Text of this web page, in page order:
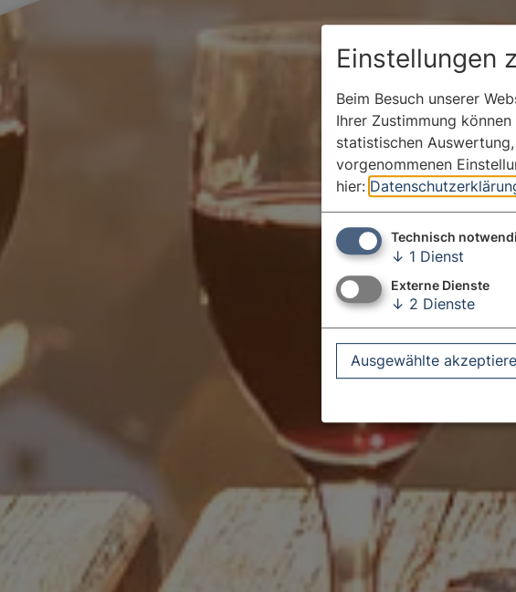
Einstellungen
Beim Besuch unserer
Ihrer Zustimmung
statistischen
vorgenommenen
hier:
Technisch
↓ 1 Dienst
Externe Dienste
↓ 2 Dienste
Ausgewählte